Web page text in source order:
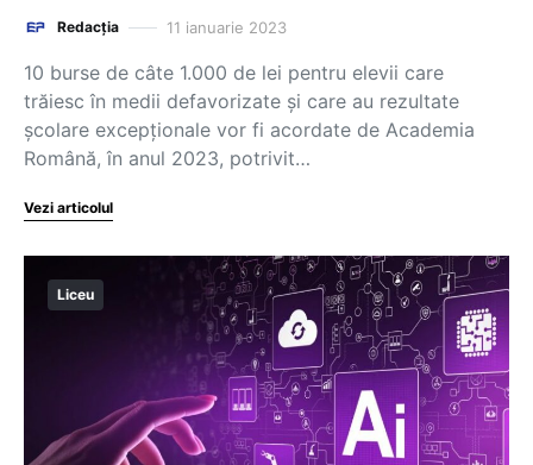
Redacția 11 ianuarie 2023
10 burse de câte 1.000 de lei pentru elevii care
trăiesc în medii defavorizate și care au rezultate
școlare excepționale vor fi acordate de Academia
Română, în anul 2023, potrivit…
Vezi articolul
Liceu